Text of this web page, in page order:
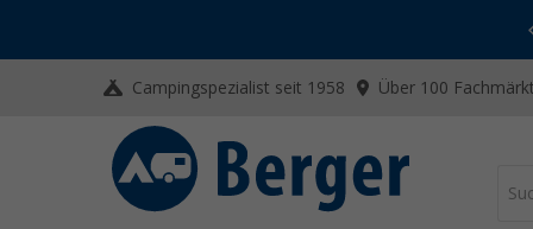
Campingspezialist seit 1958 Über 100